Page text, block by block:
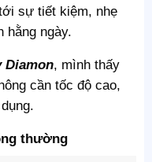
sự tiết kiệm, nhẹ
hằng ngày.
Diamon, mình thấy
cần tốc độ cao,
thường